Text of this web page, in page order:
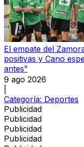
El empate del
positivas y Cano
antes”
9 ago 2026
Categoría: Deportes
Publicidad
Publicidad
Publicidad
Publicidad